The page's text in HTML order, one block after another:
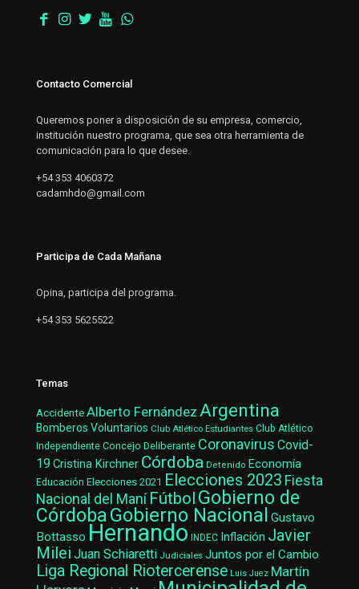
Contacto Comercial
Queremos poner a disposición de su empresa, comercio,
institución nuestro programa, que sea otra herramienta de
comunicación para lo que desee.
+54 353 4060372
cadamhdo@gmail.com
Participa de Cada Mañana
Opina, participa del programa.
+54 353 5625522
Temas
AccidenteAlberto Fernández Argentina
Bomberos Voluntarios Club Atlético Estudiantes Club Atlético
Independiente Concejo Deliberante Coronavirus Covid-
19 Cristina Kirchner Córdoba Detenido Economía
Educación Elecciones 2021 Elecciones 2023 Fiesta
Nacional del Maní Fútbol Gobierno de
CórdobaGobierno Nacional Gustavo
Bottasso Hernando INDEC Inflación Javier
Milei Juan Schiaretti Judiciales Juntos por el Cambio
Liga Regional Riotercerense Luis Juez Martín